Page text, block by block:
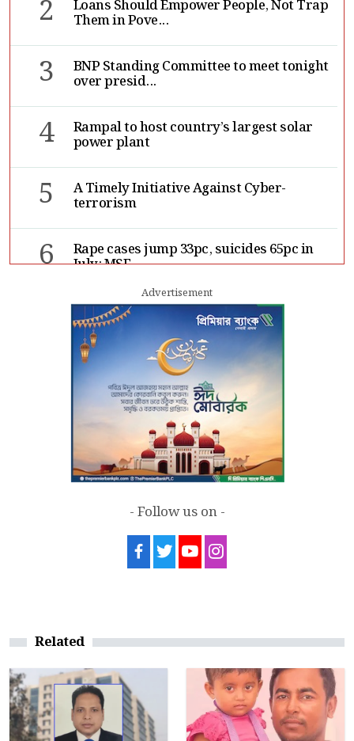
2 Loans Should Empower People, Not Trap
Them in Pove...
3 BNP Standing Committee to meet tonight
over presid...
4 Rampal to host country’s largest solar
power plant
5 A Timely Initiative Against Cyber-
terrorism
6 Rape cases jump 33pc, suicides 65pc in
July: MSF
Sergio Gor, Dinesh Trivedi hold meeting
in Dhaka
Advertisement
- Follow us on -
Related